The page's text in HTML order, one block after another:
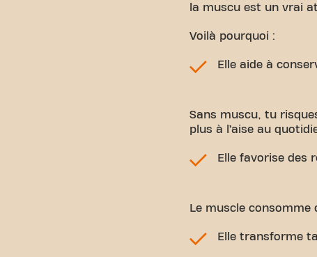
la muscu est un vrai
Voilà pourquoi :
Elle aide à
Sans muscu, tu
plus à l’aise au
Elle favorise des
Le muscle consomme
Elle transforme